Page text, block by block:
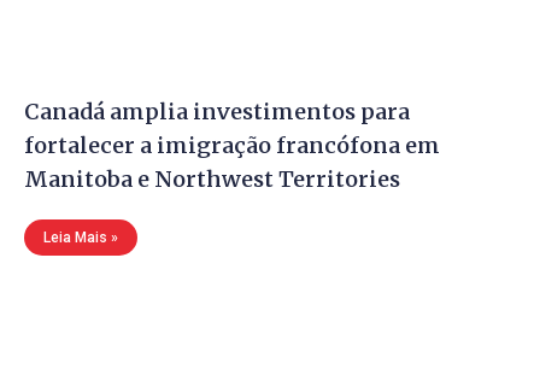
Canadá amplia investimentos para
fortalecer a imigração francófona em
Manitoba e Northwest Territories
Leia Mais »